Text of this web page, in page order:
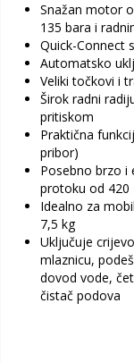
Snažan motor
135 bara i
Quick-Connect
Automatsko
Veliki točkovi i
Širok radni
pritiskom
Praktična
pribor)
Posebno brzo i
protoku od 420
Idealno za
7,5 kg
Uključuje
mlaznicu,
dovod vode,
čistač podova